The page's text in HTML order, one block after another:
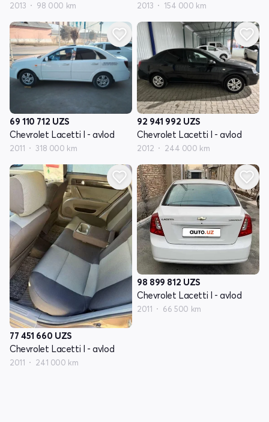
2013 98 000 km 2013 154 000 km
69 110 712 UZS
Chevrolet Lacetti I - avlod
2011 318 000 km
92 941 992 UZS
Chevrolet Lacetti I - avlod
2012 244 000 km
77 451 660 UZS
Chevrolet Lacetti I - avlod
2011 241 000 km
98 899 812 UZS
Chevrolet Lacetti I - avlod
2011 66 500 km